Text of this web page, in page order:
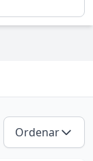
Ordenar